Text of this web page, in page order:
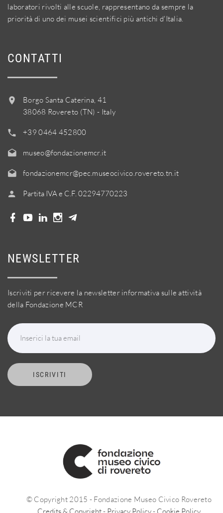
laboratori rivolti alle scuole, rappresentano da sempre la
priorità di uno dei musei scientifici più antichi d'Italia.
CONTATTI
Borgo Santa Caterina, 41
38068 Rovereto (TN) - Italy
+39 0464 452800
museo@fondazionemcr.it
fondazionemcr@pec.museocivico.rovereto.tn.it
Partita IVA e C.F. 02294770223
NEWSLETTER
Iscriviti per ricevere la newsletter informativa sulle attività
della Fondazione MCR
Inserici la tua email
ISCRIVITI
© Copyright 2015 - Fondazione Museo Civico Rovereto
Credits & Copyright- Privacy Policy- Cookie Policy